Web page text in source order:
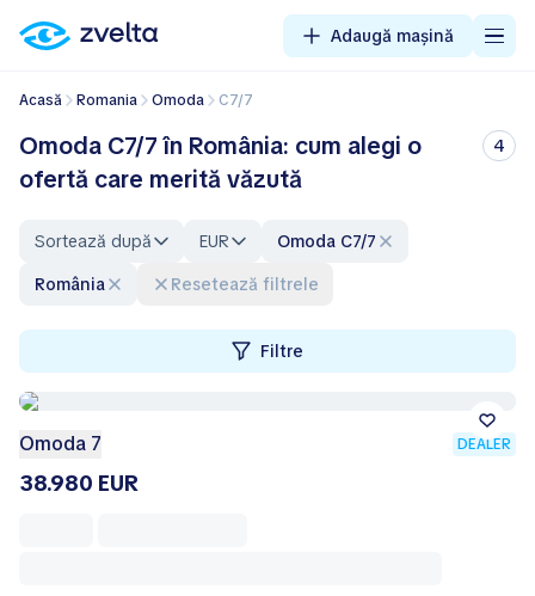
Adaugă mașină
Acasă Romania Omoda C7/7
Omoda C7/7 în România: cum alegi o
ofertă care merită văzută
4
Sortează după EUR
Omoda C7/7
România
Resetează filtrele
Filtre
Omoda 7 DEALER
38.980 EUR